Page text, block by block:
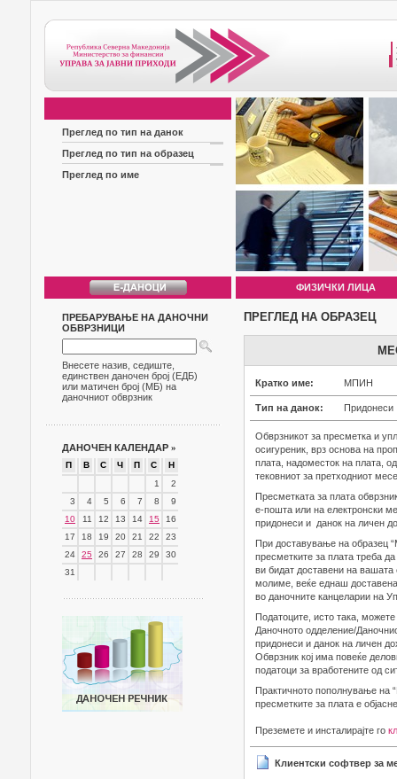
Преглед по тип на данок
Преглед по тип на образец
Преглед по име
ФИЗИЧКИ ЛИЦА
ПРЕБАРУВАЊЕ НА ДАНОЧНИ
ОБВРЗНИЦИ
Внесете назив, седиште,
единствен даночен број (ЕДБ)
или матичен број (МБ) на
даночниот обврзник
ДАНОЧЕН КАЛЕНДАР »
П В С Ч П С
Н
1
2
3
4 5 6 7 8
9
10
11 12 13 14 15
16
17
18 19 20 21 22
23
24
25 26 27 28 29
30
31
ПРЕГЛЕД НА ОБРАЗЕЦ
Кратко име: МПИН
Тип на данок: Придонеси
Обврзникот за пресметка и
осигуреник, врз основа на
плата, надоместок на плата,
тековниот за претходниот
Пресметката за плата
е-пошта или на електронски
придонеси и данок на личен
При доставување на образец
пресметките за плата треба
ви бидат доставени на вашата
молиме, веќе еднаш
во даночните канцеларии на
Податоците, исто така,
Даночното одделение/
придонеси и данок на личен
Обврзник кој има повеќе
податоци за вработените од
Практичното пополнување на
пресметките за плата е
Преземете и инсталирајте го
Клиентски софтвер за